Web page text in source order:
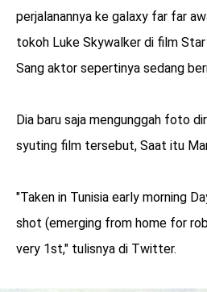
menarik
perjalanannya ke galaxy far far
tokoh Luke Skywalker di film Star
Sang aktor sepertinya sedang
Dia baru saja mengunggah foto
syuting film tersebut, Saat itu
"Taken in Tunisia early morning
shot (emerging from home for
very 1st," tulisnya di Twitter.